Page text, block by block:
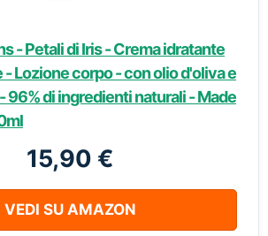
- Petali di Iris - Crema idratante
Lozione corpo - con olio d'oliva e
96% di ingredienti naturali - Made
15,90 €
VEDI SU AMAZON